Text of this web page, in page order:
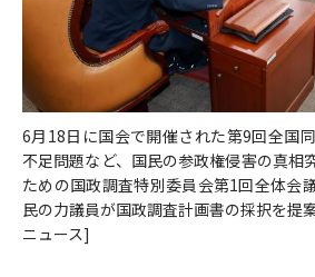
6月18日に国会で開催された第9回全国
不足問題など、国民の参政権侵害の真相
ための国政調査特別委員会第1回全体会
民の力議員が国政調査計画書の採択を提
ニュース]